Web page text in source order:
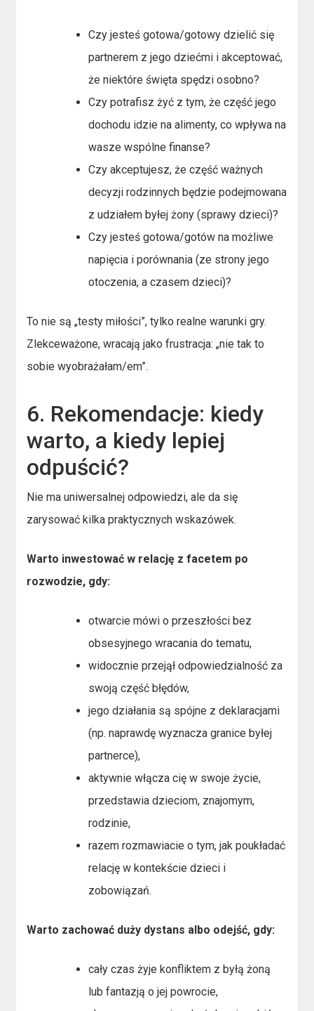
Czy jesteś gotowa/gotowy dzielić się
partnerem z jego dziećmi i akceptować,
że niektóre święta spędzi osobno?
Czy potrafisz żyć z tym, że część jego
dochodu idzie na alimenty, co wpływa na
wasze wspólne finanse?
Czy akceptujesz, że część ważnych
decyzji rodzinnych będzie podejmowana
z udziałem byłej żony (sprawy dzieci)?
Czy jesteś gotowa/gotów na możliwe
napięcia i porównania (ze strony jego
otoczenia, a czasem dzieci)?
To nie są „testy miłości”, tylko realne warunki gry.
Zlekceważone, wracają jako frustracja: „nie tak to
sobie wyobrażałam/em”.
6. Rekomendacje: kiedy
warto, a kiedy lepiej
odpuścić?
Nie ma uniwersalnej odpowiedzi, ale da się
zarysować kilka praktycznych wskazówek.
Warto inwestować w relację z facetem po
rozwodzie, gdy:
otwarcie mówi o przeszłości bez
obsesyjnego wracania do tematu,
widocznie przejął odpowiedzialność za
swoją część błędów,
jego działania są spójne z deklaracjami
(np. naprawdę wyznacza granice byłej
partnerce),
aktywnie włącza cię w swoje życie,
przedstawia dzieciom, znajomym,
rodzinie,
razem rozmawiacie o tym, jak poukładać
relację w kontekście dzieci i
zobowiązań.
Warto zachować duży dystans albo odejść, gdy:
cały czas żyje konfliktem z byłą żoną
lub fantazją o jej powrocie,